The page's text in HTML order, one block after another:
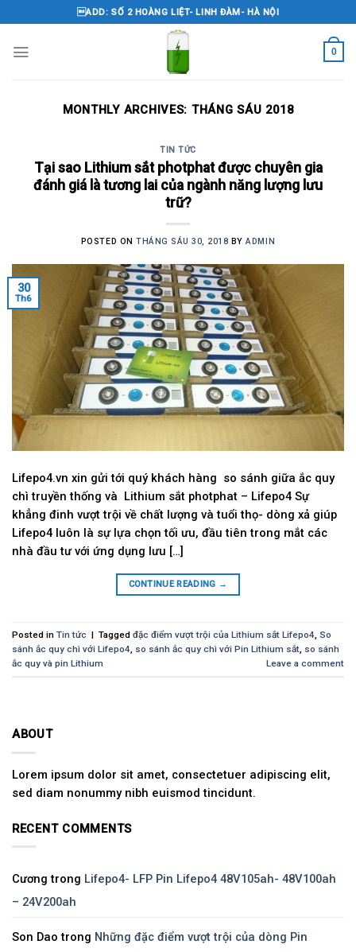
to
content
ADD: SỐ 2 HOÀNG LIỆT- LINH ĐÀM- HÀ NỘI
0
MONTHLY ARCHIVES: THÁNG SÁU 2018
TIN TỨC
Tại sao Lithium sắt photphat được chuyên gia
đánh giá là tương lai của ngành năng lượng lưu
trữ?
POSTED ONTHÁNG SÁU 30, 2018 BYADMIN
30
Th6
Lifepo4.vn xin gửi tới quý khách hàng so sánh giữa ắc quy
chì truyền thống và Lithium sắt photphat – Lifepo4 Sự
khẳng đinh vượt trội về chất lượng và tuổi thọ- dòng xả giúp
Lifepo4 luôn là sự lựa chọn tối ưu, đầu tiên trong mắt các
nhà đầu tư với ứng dụng lưu […]
CONTINUE READING →
Posted in Tin tức | Tagged đặc điểm vượt trội của Lithium sắt Lifepo4, So
sánh ắc quy chì với Lifepo4, so sánh ắc quy chì với Pin Lithium sắt, so sánh
ắc quy và pin Lithium
Leave a comment
ABOUT
Lorem ipsum dolor sit amet, consectetuer adipiscing elit,
sed diam nonummy nibh euismod tincidunt.
RECENT COMMENTS
Cương trong Lifepo4- LFP Pin Lifepo4 48V105ah- 48V100ah
– 24V200ah
Son Dao trong Những đặc điểm vượt trội của dòng Pin